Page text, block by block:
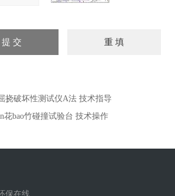
挠破坏性测试仪A法 技术指导
花bao竹碰撞试验台 技术操作
保在线